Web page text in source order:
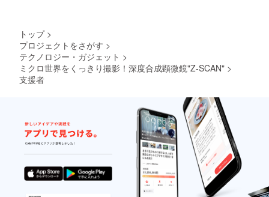
トップ >
プロジェクトをさがす >
テクノロジー・ガジェット >
ミクロ世界をくっきり撮影！深度合成顕微鏡"Z-SCAN" >
支援者